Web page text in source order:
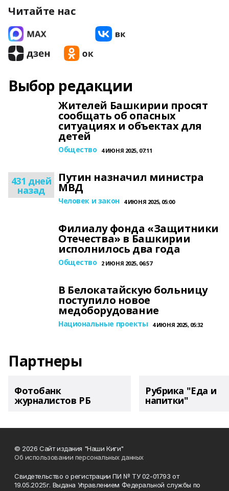
Читайте нас
Выбор редакции
Жителей Башкирии просят
сообщать об опасных
ситуациях и объектах для
детей
Общество 4 ИЮНЯ 2025, 07:11
431 дней
назад
Путин назначил министра
МВД
Человек и закон 4 ИЮНЯ 2025, 05:00
Филиалу фонда «Защитники
Отечества» в Башкирии
исполнилось два года
Общество 2 ИЮНЯ 2025, 06:57
В Белокатайскую больницу
поступило новое
медоборудование
Национальные проекты 4 ИЮНЯ 2025, 05:32
Партнеры
Фотобанк
журналистов РБ
Рубрика "Еда и
напитки"
© 2026 Сайт издания "Наши Киги"
Об использовании персональных данных
Свидетельство о регистрации ПИ № ТУ 02-01793 от
19.05.2025г. Выдана Управлением Федеральной службы по